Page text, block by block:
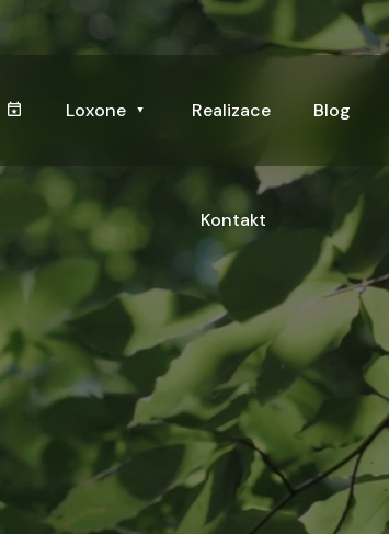
Loxone Realizace Blog
Kontakt